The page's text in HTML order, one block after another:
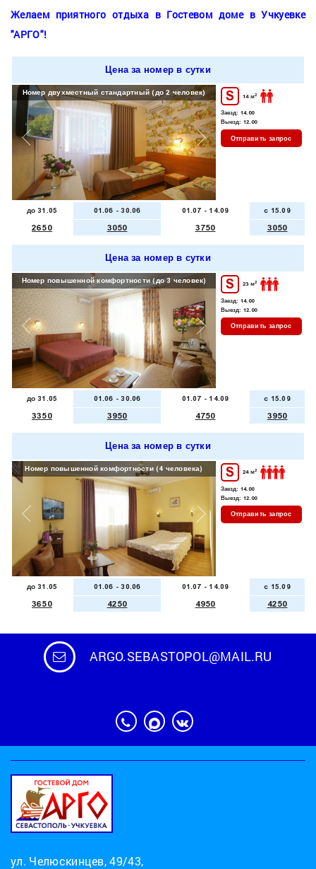
Желаем приятного отдыха в Гостевом доме в Учкуевке
"АРГО"!
Цена за номер в сутки
Номер двухместный стандартный (до 2 человек) Номер двухместный
S 14 м2
Заезд: 14.00
Выезд: 12.00
Отправить запрос
до 31.05 01.06 - 30.06 01.07 - 14.09 c 15.09
2650 3050 3750 3050
Цена за номер в сутки
Номер повышенной комфортности (до 3 человек) Номер повышенной
S 23 м2
Заезд: 14.00
Выезд: 12.00
Отправить запрос
до 31.05 01.06 - 30.06 01.07 - 14.09 c 15.09
3350 3950 4750 3950
Цена за номер в сутки
Номер повышенной комфортности (4 человека) Номер повышенной
S 24 м2
Заезд: 14.00
Выезд: 12.00
Отправить запрос
до 31.05 01.06 - 30.06 01.07 - 14.09 c 15.09
3650 4250 4950 4250
ARGO.SEBASTOPOL@MAIL.RU
ул. Челюскинцев, 49/43,